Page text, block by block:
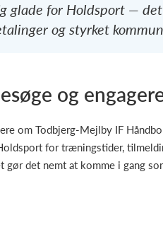
glade for Holdsport —
og styrket
og
om Todbjerg-Mejlby IF
for træningstider,
gør det nemt at komme i gang